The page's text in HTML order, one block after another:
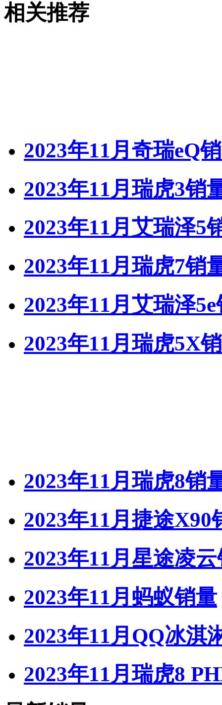
相关推荐
2023年11月奇瑞eQ
2023年11月瑞虎3销
2023年11月艾瑞泽5
2023年11月瑞虎7销
2023年11月艾瑞泽
2023年11月瑞虎5X
2023年11月瑞虎8销
2023年11月捷途X90
2023年11月星途凌
2023年11月蚂蚁销量
2023年11月QQ冰淇
2023年11月瑞虎8